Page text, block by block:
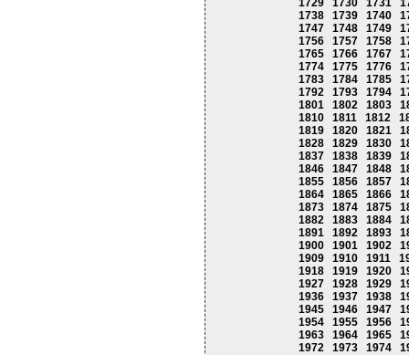
1729
1730 1731
1738
1739 1740
1747
1748 1749
1756
1757 1758
1765
1766 1767
1774
1775 1776
1783
1784 1785
1792
1793 1794
1801
1802 1803
1810
1811 1812
1819
1820 1821
1828
1829 1830
1837
1838 1839
1846
1847 1848
1855
1856 1857
1864
1865 1866
1873
1874 1875
1882
1883 1884
1891
1892 1893
1900
1901 1902
1909
1910 1911
1918
1919 1920
1927
1928 1929
1936
1937 1938
1945
1946 1947
1954
1955 1956
1963
1964 1965
1972
1973 1974